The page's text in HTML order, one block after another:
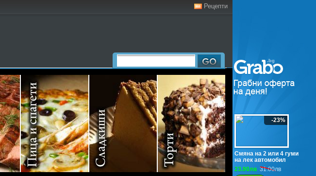
-23%
Смяна на 2 или 4 гуми
на лек автомобил
23.90лв 31.00лв
Рецепти